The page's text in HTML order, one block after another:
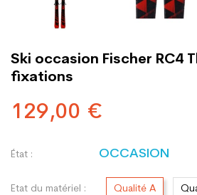
Ski occasion Fischer RC4
fixations
129,00 €
État : OCCASION
Etat du matériel : Qualité A